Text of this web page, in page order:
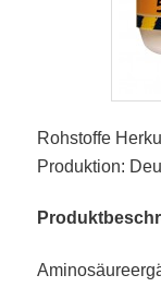
Rohstoffe
Produktion: